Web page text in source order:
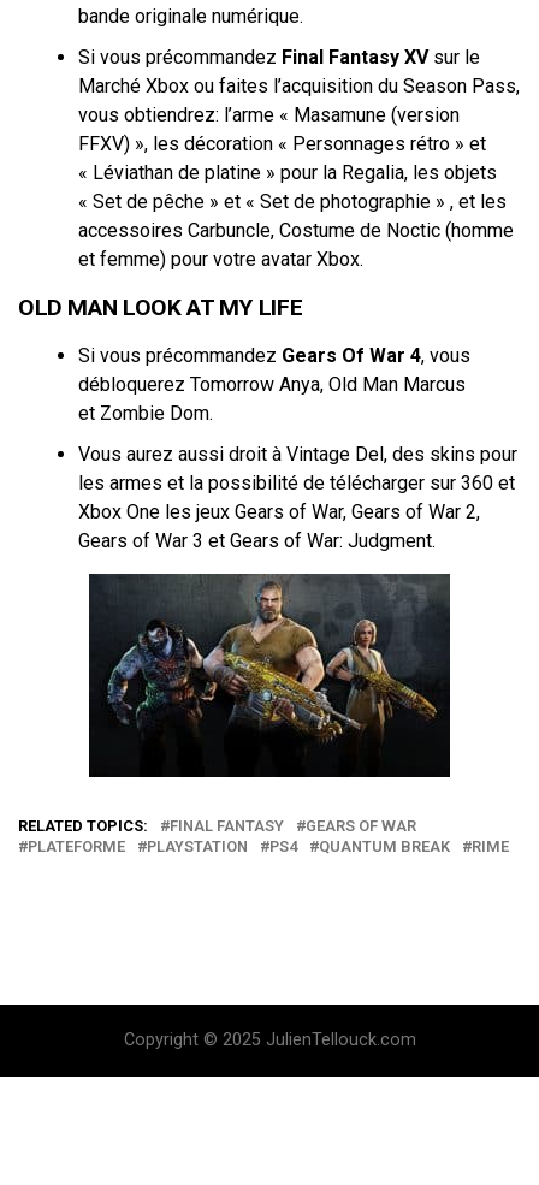
bande originale numérique.
Si vous précommandez Final Fantasy XVsur le
Marché Xbox ou faites l’acquisition du Season Pass,
vous obtiendrez: l’arme « Masamune (version
FFXV) », les décoration « Personnages rétro » et
« Léviathan de platine » pour la Regalia, les objets
« Set de pêche » et « Set de photographie » , et les
accessoires Carbuncle, Costume de Noctic (homme
et femme) pour votre avatar Xbox.
OLD MAN LOOK AT MY LIFE
Si vous précommandez Gears Of War 4, vous
débloquerez Tomorrow Anya, Old Man Marcus
et Zombie Dom.
Vous aurez aussi droit à Vintage Del, des skins pour
les armes et la possibilité de télécharger sur 360 et
Xbox One les jeux Gears of War, Gears of War 2,
Gears of War 3 et Gears of War: Judgment.
RELATED TOPICS: FINAL FANTASY
GEARS OF WAR
PLATEFORME
PLAYSTATION PS4 QUANTUM BREAK RIME
Copyright © 2025 JulienTellouck.com